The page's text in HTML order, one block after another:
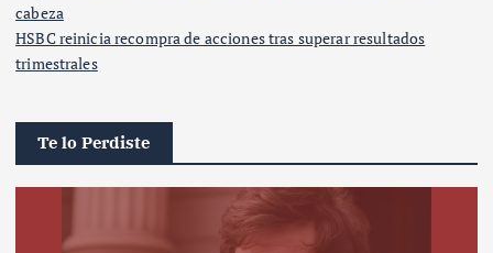
cabeza
HSBC reinicia recompra de acciones tras superar resultados
trimestrales
Te lo Perdiste